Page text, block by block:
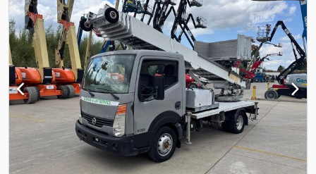
d'engrenage:automatique, nombre de vitesses:12, classe
d'émission:Euro 6, suspension:acier-air, longueur totale:8 650
mm, largeur totale:2 550 mm, hauteur totale:3 900 mm, longueur
de l'espace de chargement:3 690 mm, largeur de l’espace de
chargement: 2 490 mm, hauteur de l'espace de chargement:200
mm, Année de construction: 2016, Équipement:ABS, Bluetooth,
contrôle de traction, régulateur de vitesse, régulation
électrique des vitres, rétroviseur électrique, verrouillage
centralisé, = Autres options et équipements = - Rétroviseurs
chauffants - Tachygraphe numérique - Chronotachygraphe
(appareil de contrôle) - Phares halogènes - Cabine courte - Boîte
manuelle - Prise de force - Pompe - Radio/cassette - Sellerie tissu